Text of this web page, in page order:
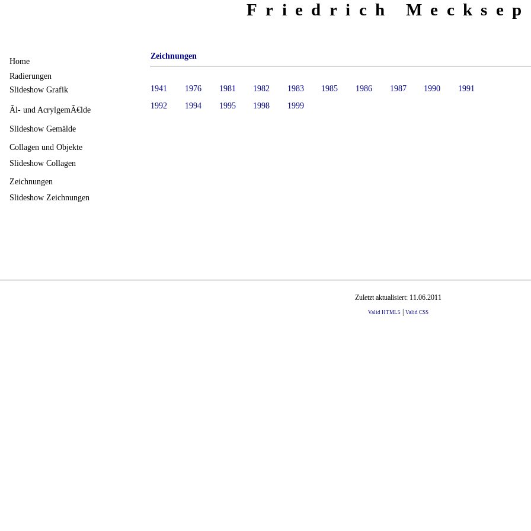
Friedrich
Zeichnungen
1941 1976 1981 1982 1983 1985 1986 1987 1990
1991
1992
1994 1995 1998 1999
Home
Radierungen
Slideshow Grafik
Ãl- und AcrylgemÃ€lde
Slideshow Gemälde
Collagen und Objekte
Slideshow Collagen
Zeichnungen
Slideshow Zeichnungen
Zuletzt aktualisiert: 11.06.2011
Valid HTML5 Valid CSS